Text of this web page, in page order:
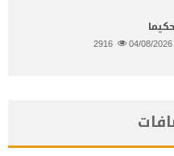
04/08/2026